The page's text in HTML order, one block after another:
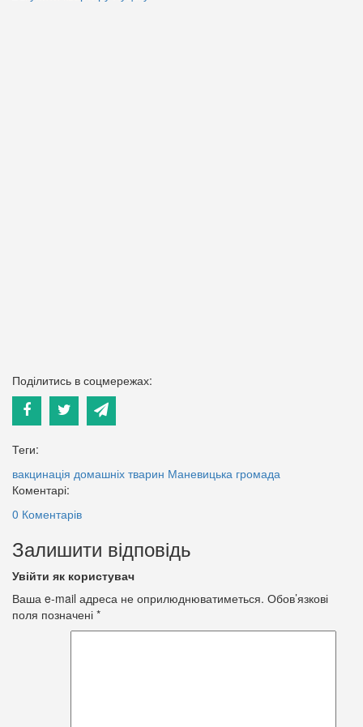
Поділитись в соцмережах:
Теги:
вакцинація домашніх тварин Маневицька громада
Коментарі:
0 Коментарів
Залишити відповідь
Увійти як користувач
Ваша e-mail адреса не оприлюднюватиметься. Обов’язкові
поля позначені *